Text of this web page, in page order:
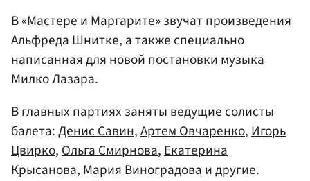
В «Мастере и Маргарите» звучат произведения
Альфреда Шнитке, а также специально
написанная для новой постановки музыка
Милко Лазара.
В главных партиях заняты ведущие солисты
балета:Денис Савин,Артем Овчаренко,Игорь
Цвирко,Ольга Смирнова,Екатерина
Крысанова,Мария Виноградоваи другие.